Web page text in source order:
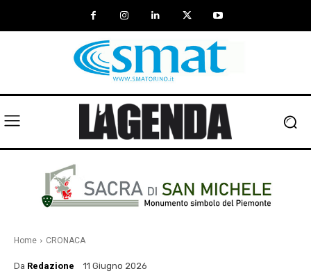
Home CRONACA
Da Redazione 11 Giugno 2026